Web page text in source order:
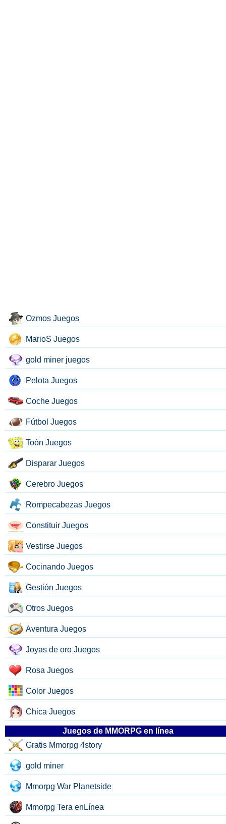
Ozmos Juegos
MarioS Juegos
gold miner juegos
Pelota Juegos
Coche Juegos
Fútbol Juegos
Toón Juegos
Disparar Juegos
Cerebro Juegos
Rompecabezas Juegos
Constituir Juegos
Vestirse Juegos
Cocinando Juegos
Gestión Juegos
Otros Juegos
Aventura Juegos
Joyas de oro Juegos
Rosa Juegos
Color Juegos
Chica Juegos
Juegos de MMORPG en línea
Gratis Mmorpg 4story
gold miner
Mmorpg War Planetside
Mmorpg Tera enLínea